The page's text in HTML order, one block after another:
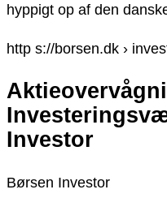
hyppigt op af den
http s://borsen.dk ›
Investor
Børsen Investor